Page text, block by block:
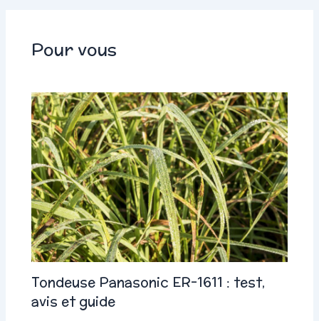
Pour vous
Tondeuse Panasonic ER-1611 : test,
avis et guide